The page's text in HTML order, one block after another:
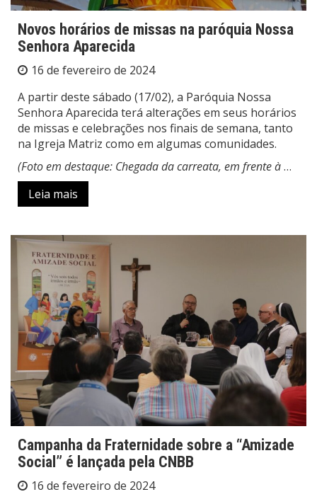
Novos horários de missas na paróquia Nossa
Senhora Aparecida
16 de fevereiro de 2024
A partir deste sábado (17/02), a Paróquia Nossa
Senhora Aparecida terá alterações em seus horários
de missas e celebrações nos finais de semana, tanto
na Igreja Matriz como em algumas comunidades.
(Foto em destaque: Chegada da carreata, em frente à…
Leia mais
Campanha da Fraternidade sobre a “Amizade
Social” é lançada pela CNBB
16 de fevereiro de 2024